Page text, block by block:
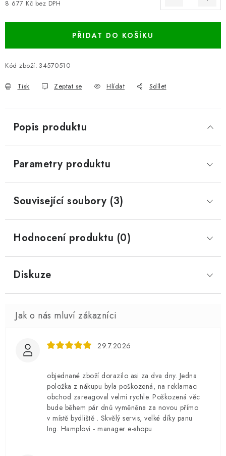
8 677 Kč bez DPH
PŘIDAT DO KOŠÍKU
Kód zboží: 34570510
Tisk Zeptat se Hlídat Sdílet
Popis produktu
Parametry produktu
Související soubory (3)
Hodnocení produktu (0)
Diskuze
29.7.2026
objednané zboží dorazilo asi za dva dny. Jedna
položka z nákupu byla poškozená, na reklamaci
obchod zareagoval velmi rychle. Poškozená věc
bude během pár dnů vyměněna za novou přímo
v místě bydliště . Skvělý servis, velké díky panu
Ing. Hamplovi - manager e-shopu